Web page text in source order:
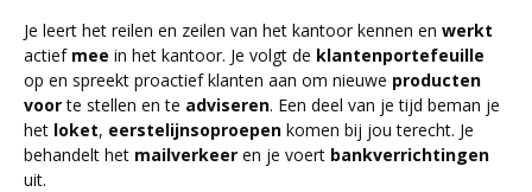
Je leert het reilen en zeilen van het kantoor kennen en werkt
actief mee in het kantoor. Je volgt de klantenportefeuille
op en spreekt proactief klanten aan om nieuwe producten
voorte stellen en te adviseren. Een deel van je tijd beman je
het loket, eerstelijnsoproepen komen bij jou terecht. Je
behandelt het mailverkeer en je voert bankverrichtingen
uit.